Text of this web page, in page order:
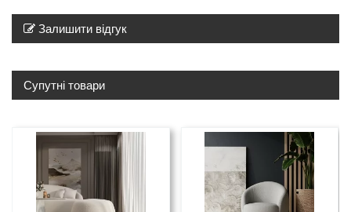
Залишити відгук
Супутні товари